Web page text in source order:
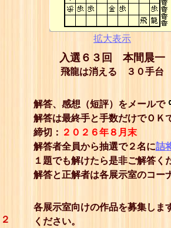
拡大表示
入選６３回 本間晨一
飛龍は消える ３０手台
解答、感想（短評）をメールで
解答は最終手と手数だけでＯＫ
締切： ２０２６年８月末
解答者全員から抽選で２名に詰
１題でも解けたら是非ご解答く
解答と正解者は各展示室のコー
各展示室向けの作品を募集しま
ください。